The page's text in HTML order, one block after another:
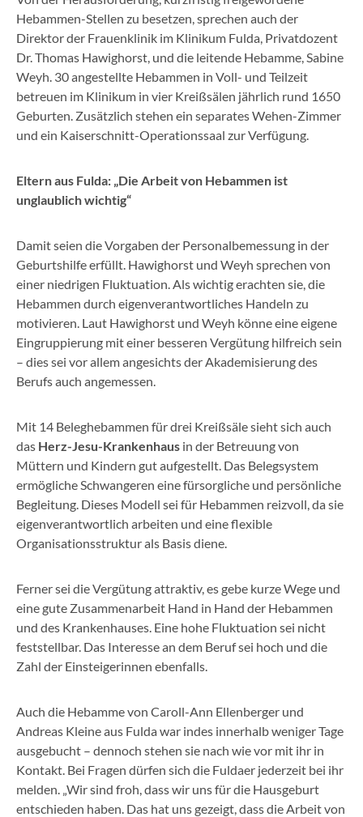
Hebammen-Stellen zu besetzen, sprechen auch der
Direktor der Frauenklinik im Klinikum Fulda, Privatdozent
Dr. Thomas Hawighorst, und die leitende Hebamme, Sabine
Weyh. 30 angestellte Hebammen in Voll- und Teilzeit
betreuen im Klinikum in vier Kreißsälen jährlich rund 1650
Geburten. Zusätzlich stehen ein separates Wehen-Zimmer
und ein Kaiserschnitt-Operationssaal zur Verfügung.
Eltern aus Fulda: „Die Arbeit von Hebammen ist
unglaublich wichtig“
Damit seien die Vorgaben der Personalbemessung in der
Geburtshilfe erfüllt. Hawighorst und Weyh sprechen von
einer niedrigen Fluktuation. Als wichtig erachten sie, die
Hebammen durch eigenverantwortliches Handeln zu
motivieren. Laut Hawighorst und Weyh könne eine eigene
Eingruppierung mit einer besseren Vergütung hilfreich sein
– dies sei vor allem angesichts der Akademisierung des
Berufs auch angemessen.
Mit 14 Beleghebammen für drei Kreißsäle sieht sich auch
das Herz-Jesu-Krankenhaus in der Betreuung von
Müttern und Kindern gut aufgestellt. Das Belegsystem
ermögliche Schwangeren eine fürsorgliche und persönliche
Begleitung. Dieses Modell sei für Hebammen reizvoll, da sie
eigenverantwortlich arbeiten und eine flexible
Organisationsstruktur als Basis diene.
Ferner sei die Vergütung attraktiv, es gebe kurze Wege und
eine gute Zusammenarbeit Hand in Hand der Hebammen
und des Krankenhauses. Eine hohe Fluktuation sei nicht
feststellbar. Das Interesse an dem Beruf sei hoch und die
Zahl der Einsteigerinnen ebenfalls.
Auch die Hebamme von Caroll-Ann Ellenberger und
Andreas Kleine aus Fulda war indes innerhalb weniger Tage
ausgebucht – dennoch stehen sie nach wie vor mit ihr in
Kontakt. Bei Fragen dürfen sich die Fuldaer jederzeit bei ihr
melden. „Wir sind froh, dass wir uns für die Hausgeburt
entschieden haben. Das hat uns gezeigt, dass die Arbeit von